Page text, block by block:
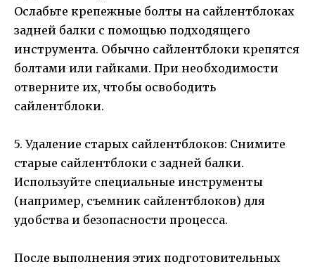
Ослабьте крепежные болты на сайлентблоках
задней балки с помощью подходящего
инструмента. Обычно сайлентблоки крепятся
болтами или гайками. При необходимости
отверните их, чтобы освободить
сайлентблоки.
5. Удаление старых сайлентблоков: Снимите
старые сайлентблоки с задней балки.
Используйте специальные инструменты
(например, съемник сайлентблоков) для
удобства и безопасности процесса.
После выполнения этих подготовительных